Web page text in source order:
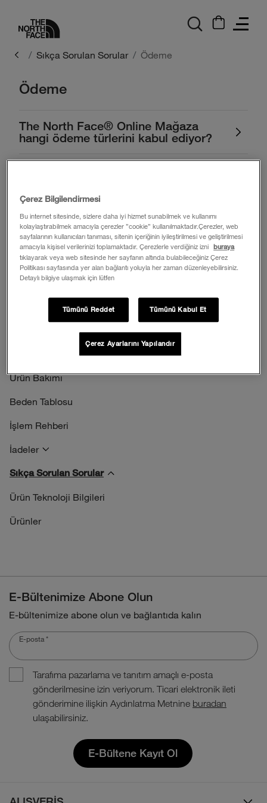
Sıkça Sorulan Sorular Ödeme
Yardım Merkezi
Ürün Bakımı
Beden Tablosu
İşlem Rehberi
İadeler
Sıkça Sorulan Sorular
Ürün Teknoloji Bilgileri
Ürünler
Ödeme
The North Face® Online Mağaza
hangi ödeme türlerini kabul ediyor?
Kartımdan ne zaman para çekim
işlemi gerçekleşir?
The North Face online mağazadan
alışveriş yapmak güvenli mi?
E-Bültenimize Abone Olun
E-bültenimize abone olun ve bağlantıda kalın
E-posta *
Tarafıma pazarlama ve tanıtım amaçlı e-posta
gönderilmesine izin veriyorum. Ticari elektronik ileti
gönderimine ilişkin Aydınlatma Metnine buradan
ulaşabilirsiniz.
E-Bültene Kayıt Ol
Çerez Bilgilendirmesi
Bu internet sitesinde, sizlere daha iyi hizmet sunabilmek ve kullanımı
kolaylaştırabilmek amacıyla çerezler ”cookie” kullanılmaktadır.Çerezler, web
sayfalarının kullanıcıları tanıması, sitenin içeriğinin iyileştirilmesi ve geliştirilmesi
amacıyla kişisel verilerinizi toplamaktadır. Çerezlerle verdiğiniz izni
buraya
tıklayarak veya web sitesinde her sayfanın altında bulabileceğiniz Çerez
Politikası sayfasında yer alan bağlantı yoluyla her zaman düzenleyebilirsiniz.
Detaylı bilgiye ulaşmak için lütfen
Tümünü Reddet Tümünü Kabul Et
Çerez Ayarlarını Yapılandır